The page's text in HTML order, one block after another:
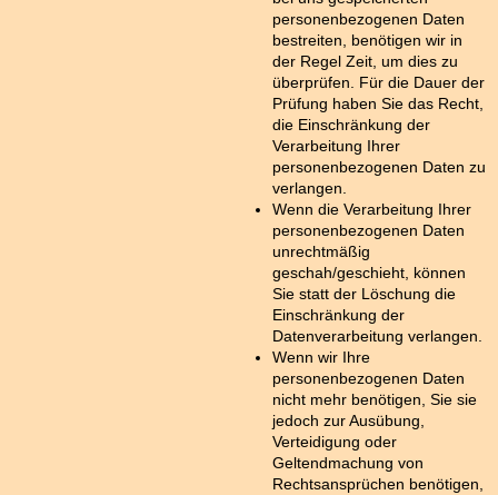
personenbezogenen Daten
bestreiten, benötigen wir in
der Regel Zeit, um dies zu
überprüfen. Für die Dauer der
Prüfung haben Sie das Recht,
die Einschränkung der
Verarbeitung Ihrer
personenbezogenen Daten zu
verlangen.
Wenn die Verarbeitung Ihrer
personenbezogenen Daten
unrechtmäßig
geschah/geschieht, können
Sie statt der Löschung die
Einschränkung der
Datenverarbeitung verlangen.
Wenn wir Ihre
personenbezogenen Daten
nicht mehr benötigen, Sie sie
jedoch zur Ausübung,
Verteidigung oder
Geltendmachung von
Rechtsansprüchen benötigen,